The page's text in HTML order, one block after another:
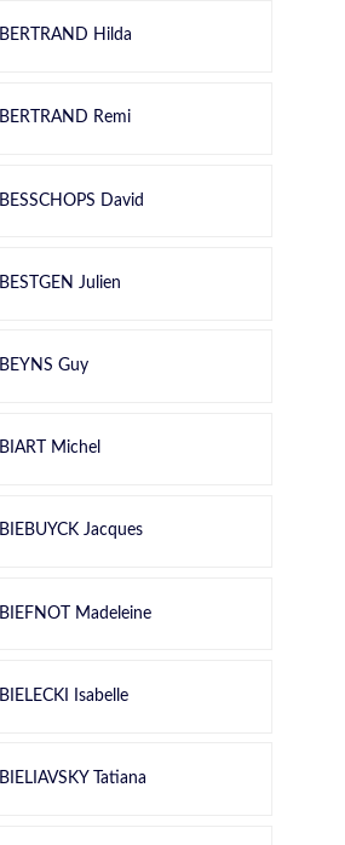
BERTRAND Hilda
BERTRAND Remi
BESSCHOPS David
BESTGEN Julien
BEYNS Guy
BIART Michel
BIEBUYCK Jacques
BIEFNOT Madeleine
BIELECKI Isabelle
BIELIAVSKY Tatiana